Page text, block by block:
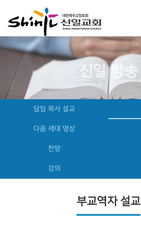
신일 방송
담임 목사 설교
다음 세대 영상
찬양
강의
부교역자 설교